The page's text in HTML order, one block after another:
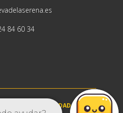
84 60 34
POLÍTICA DE PRIVACIDAD|